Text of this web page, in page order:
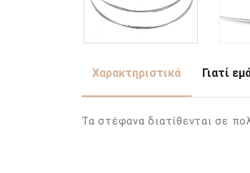
Χαρακτηριστικά Γιατί
Τα στέφανα διατίθενται σε